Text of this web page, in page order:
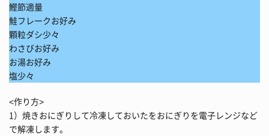
鰹節適量
鮭フレークお好み
顆粒ダシ少々
わさびお好み
お湯お好み
塩少々
<作り方>
1）焼きおにぎりして冷凍しておいたをおにぎりを電子レンジなど
で解凍します。